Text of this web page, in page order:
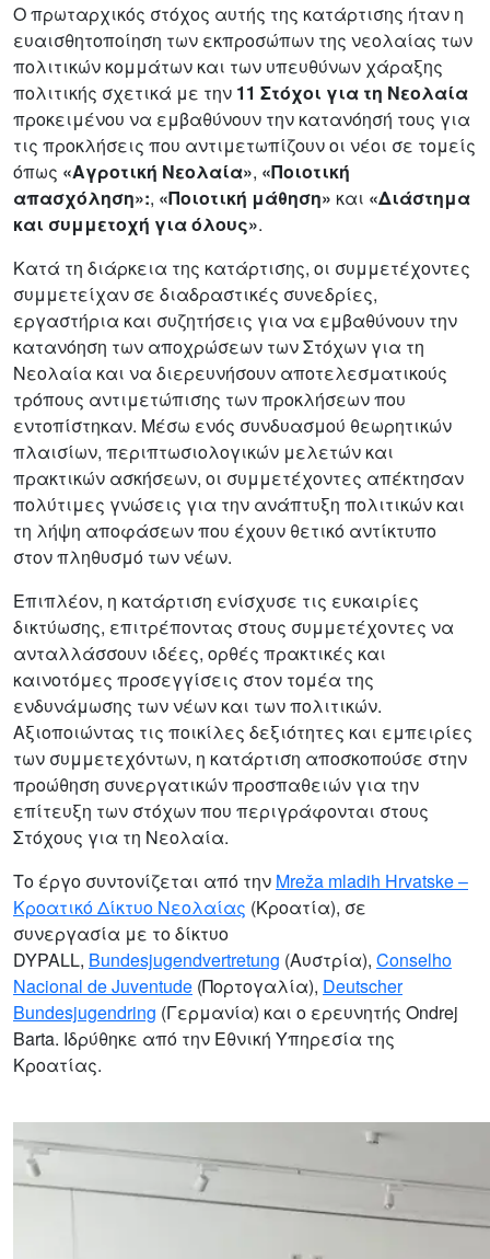
Ο πρωταρχικός στόχος αυτής της κατάρτισης ήταν η
ευαισθητοποίηση των εκπροσώπων της νεολαίας των
πολιτικών κομμάτων και των υπευθύνων χάραξης
πολιτικής σχετικά με την 11 Στόχοι για τη Νεολαία
προκειμένου να εμβαθύνουν την κατανόησή τους για
τις προκλήσεις που αντιμετωπίζουν οι νέοι σε τομείς
όπως «Αγροτική Νεολαία», «Ποιοτική
απασχόληση»:, «Ποιοτική μάθηση» και «Διάστημα
και συμμετοχή για όλους».
Κατά τη διάρκεια της κατάρτισης, οι συμμετέχοντες
συμμετείχαν σε διαδραστικές συνεδρίες,
εργαστήρια και συζητήσεις για να εμβαθύνουν την
κατανόηση των αποχρώσεων των Στόχων για τη
Νεολαία και να διερευνήσουν αποτελεσματικούς
τρόπους αντιμετώπισης των προκλήσεων που
εντοπίστηκαν. Μέσω ενός συνδυασμού θεωρητικών
πλαισίων, περιπτωσιολογικών μελετών και
πρακτικών ασκήσεων, οι συμμετέχοντες απέκτησαν
πολύτιμες γνώσεις για την ανάπτυξη πολιτικών και
τη λήψη αποφάσεων που έχουν θετικό αντίκτυπο
στον πληθυσμό των νέων.
Επιπλέον, η κατάρτιση ενίσχυσε τις ευκαιρίες
δικτύωσης, επιτρέποντας στους συμμετέχοντες να
ανταλλάσσουν ιδέες, ορθές πρακτικές και
καινοτόμες προσεγγίσεις στον τομέα της
ενδυνάμωσης των νέων και των πολιτικών.
Αξιοποιώντας τις ποικίλες δεξιότητες και εμπειρίες
των συμμετεχόντων, η κατάρτιση αποσκοπούσε στην
προώθηση συνεργατικών προσπαθειών για την
επίτευξη των στόχων που περιγράφονται στους
Στόχους για τη Νεολαία.
Το έργο συντονίζεται από την Mreža mladih Hrvatske –
Κροατικό Δίκτυο Νεολαίας (Κροατία), σε
συνεργασία με το δίκτυο
DYPALL, Bundesjugendvertretung (Αυστρία), Conselho
Nacional de Juventude (Πορτογαλία), Deutscher
Bundesjugendring (Γερμανία) και ο ερευνητής Ondrej
Barta. Ιδρύθηκε από την Εθνική Υπηρεσία της
Κροατίας.